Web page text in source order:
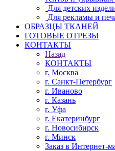
Для детских
Для рекламы и
ОБРАЗЦЫ ТКАНЕЙ
ГОТОВЫЕ ОТРЕЗЫ
КОНТАКТЫ
Назад
КОНТАКТЫ
г. Москва
г. Санкт-Петербург
г. Иваново
г. Казань
г. Уфа
г. Екатеринбург
г. Новосибирск
г. Минск
Заказ в Интернет-